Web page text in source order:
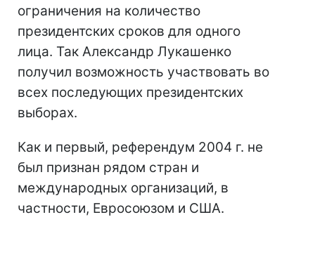
ограничения на количество
президентских сроков для одного
лица. Так Александр Лукашенко
получил возможность участвовать во
всех последующих президентских
выборах.
Как и первый, референдум 2004 г. не
был признан рядом стран и
международных организаций, в
частности, Евросоюзом и США.